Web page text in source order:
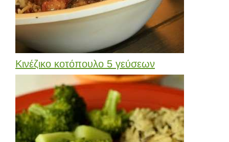
Κινέζικο κοτόπουλο 5 γεύσεων